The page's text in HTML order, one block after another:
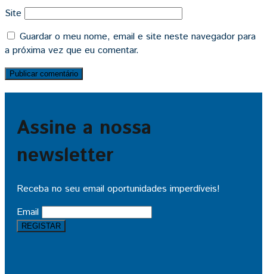
Site
Guardar o meu nome, email e site neste navegador para
a próxima vez que eu comentar.
Assine a nossa
newsletter
Receba no seu email oportunidades imperdíveis!
Email